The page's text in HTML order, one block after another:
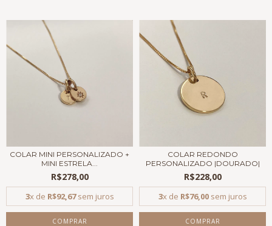
COLAR MINI PERSONALIZADO +
MINI ESTRELA...
R$278,00
3x de R$92,67sem juros
COMPRAR
COLAR REDONDO
PERSONALIZADO |DOURADO|
R$228,00
3x de R$76,00sem juros
COMPRAR